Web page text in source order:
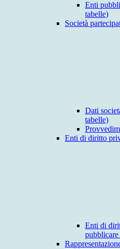
Enti
tabelle)
Società
Dati
tabelle)
Enti di diritto
Enti di